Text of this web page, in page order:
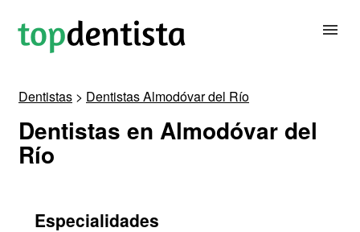
BUSCAR DENTISTA
PARA CLÍNICAS DENTALES
Dentistas > Dentistas Almodóvar del Río
Dentistas en Almodóvar del
Río
Especialidades